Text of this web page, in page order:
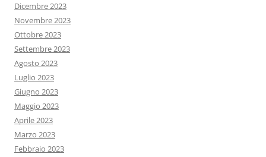
Dicembre 2023
Novembre 2023
Ottobre 2023
Settembre 2023
Agosto 2023
Luglio 2023
Giugno 2023
Maggio 2023
Aprile 2023
Marzo 2023
Febbraio 2023